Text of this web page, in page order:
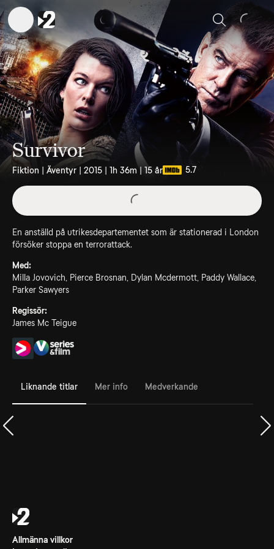
Sök
Survivor
Fiktion | Äventyr | 2015 | 1h 36m | 15 år 5.7
En anställd på utrikesdepartementet som är stationerad i London
försöker stoppa en terrorattack.
Med:
Milla Jovovich, Pierce Brosnan, Dylan Mcdermott, Paddy Wallace,
Parker Sawyers
Regissör:
James Mc Teigue
Liknande titlar Mer info Medverkande
Allmänna villkor